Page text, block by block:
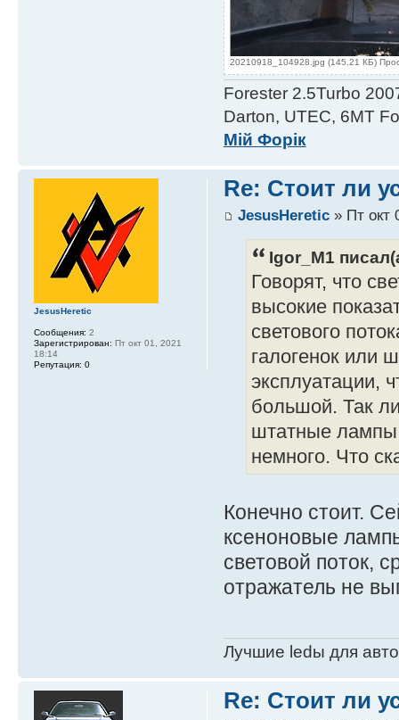
20210918_104928.jpg (145.21 КБ)
Forester 2.5Turbo
Darton, UTEC, 6MT
Мій Форік
Re: Стоит ли
JesusHeretic» Пт окт
Igor_M1
Говорят, что
высокие
светового
галогенок или
эксплуатации,
большой. Так
штатные лампы
немного. Что
Конечно стоит.
ксеноновые
световой поток,
отражатель не
Лучшие ledы для
JesusHeretic
Сообщения: 2
Зарегистрирован: Пт окт 01, 2021
18:14
Репутация: 0
Re: Стоит ли